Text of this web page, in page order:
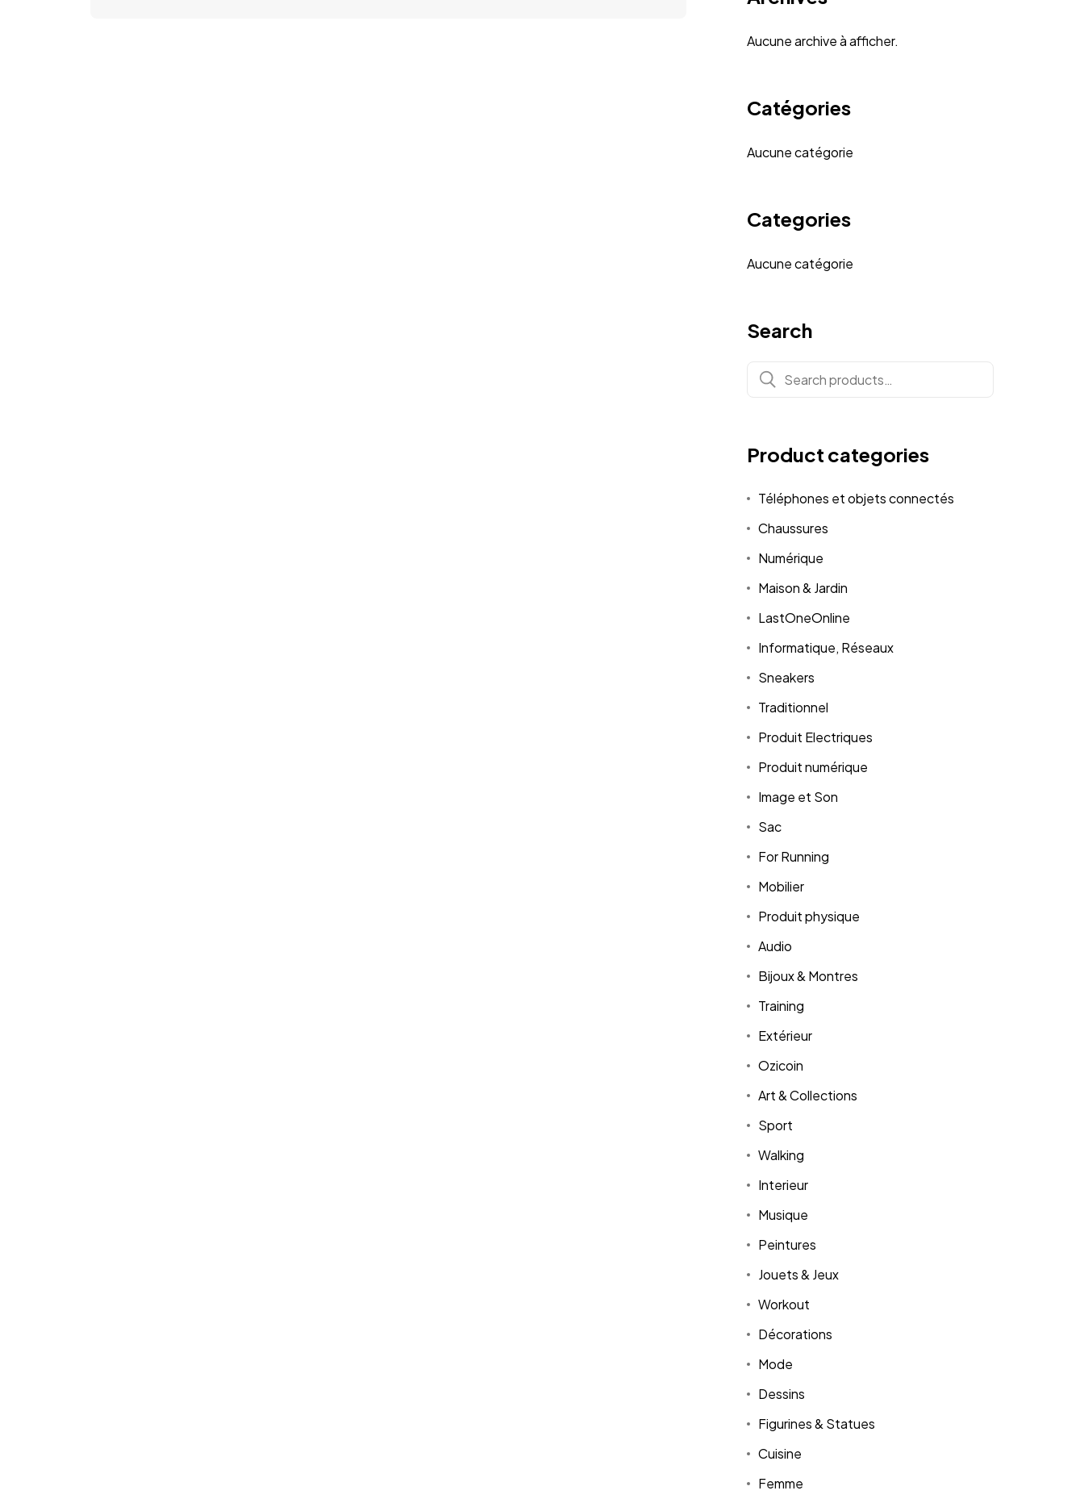
Aucune archive à afficher.
Catégories
Aucune catégorie
Categories
Aucune catégorie
Search
Search
for:
Product categories
Téléphones et objets connectés
Chaussures
Numérique
Maison & Jardin
LastOneOnline
Informatique, Réseaux
Sneakers
Traditionnel
Produit Electriques
Produit numérique
Image et Son
Sac
For Running
Mobilier
Produit physique
Audio
Bijoux & Montres
Training
Extérieur
Ozicoin
Art & Collections
Sport
Walking
Interieur
Musique
Peintures
Jouets & Jeux
Workout
Décorations
Mode
Dessins
Figurines & Statues
Cuisine
Femme